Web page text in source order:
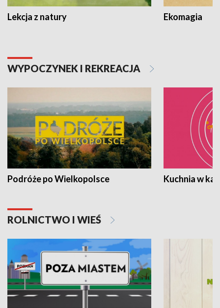
Lekcja z natury Ekomagia
WYPOCZYNEK I REKREACJA
Podróże po Wielkopolsce Kuchnia w
ROLNICTWO I WIEŚ